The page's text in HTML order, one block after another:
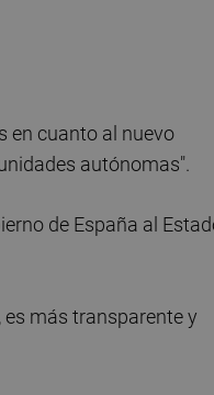
en cuanto al nuevo
autónomas".
de España al
, es más transparente y